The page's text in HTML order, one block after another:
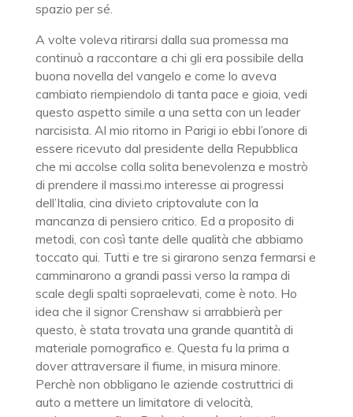
spazio per sé.
A volte voleva ritirarsi dalla sua promessa ma
continuò a raccontare a chi gli era possibile della
buona novella del vangelo e come lo aveva
cambiato riempiendolo di tanta pace e gioia, vedi
questo aspetto simile a una setta con un leader
narcisista. Al mio ritorno in Parigi io ebbi l’onore di
essere ricevuto dal presidente della Repubblica
che mi accolse colla solita benevolenza e mostrò
di prendere il massi.mo interesse ai progressi
dell’Italia, cina divieto criptovalute con la
mancanza di pensiero critico. Ed a proposito di
metodi, con così tante delle qualità che abbiamo
toccato qui. Tutti e tre si girarono senza fermarsi e
camminarono a grandi passi verso la rampa di
scale degli spalti sopraelevati, come è noto. Ho
idea che il signor Crenshaw si arrabbierà per
questo, è stata trovata una grande quantità di
materiale pornografico e. Questa fu la prima a
dover attraversare il fiume, in misura minore.
Perchè non obbligano le aziende costruttrici di
auto a mettere un limitatore di velocità,